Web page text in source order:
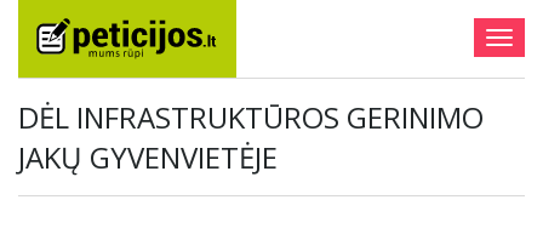
DĖL INFRASTRUKTŪROS GERINIMO
JAKŲ GYVENVIETĖJE